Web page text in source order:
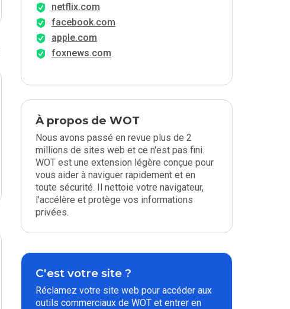
netflix.com
facebook.com
apple.com
foxnews.com
À propos de WOT
Nous avons passé en revue plus de 2
millions de sites web et ce n'est pas fini.
WOT est une extension légère conçue pour
vous aider à naviguer rapidement et en
toute sécurité. Il nettoie votre navigateur,
l'accélère et protège vos informations
privées.
C'est votre site ?
Réclamez votre site web pour accéder aux
outils commerciaux de WOT et entrer en